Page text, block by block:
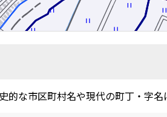
的な市区町村名や現代の町丁・字名